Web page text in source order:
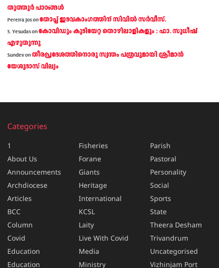
തൂത്തൂര്‍ പാഠങ്ങൾ
Pereira Josonതോപ്പ് ഇടവകാംഗത്തിന് സിവിൽ സർവീസ്.
S. Yesudasonകോവിഡും കുടിയേറ്റ തൊഴിലാളികളും : ഫാ. സുധീഷ്
എഴുതുന്നു
Sundevonതീരപ്രദേശത്തിനൊരു സ്വന്തം പത്രവുമായി ശ്രീമാന്‍
യേശുദാസ് വില്യം
Categories
1
About Us
Announcements
Archdiocese
Articles
BCC
Column
Covid
Education
Education
Fisheries
Forane
Giants
Heritage
International
KCSL
Laity
Live With Covid
Media
Ministry
Parish
Pastoral
Personality
Social
Sports
State
Theera Desham
Trivandrum
Uncategorised
Vizhinjam Port